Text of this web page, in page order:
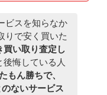
ビスを知らなか
りで安く買いた
買い取り査定し
後悔している人
もん勝ちで、
ないサービス